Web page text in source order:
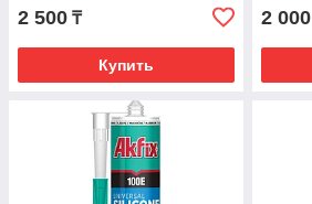
2 500 ₸
Купить
2 000